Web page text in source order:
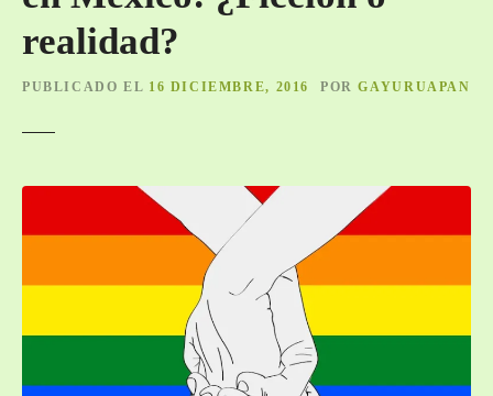
realidad?
PUBLICADO EL 16 DICIEMBRE, 2016 POR GAYURUAPAN